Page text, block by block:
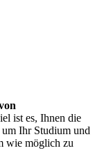
ist es, Ihnen die
um Ihr Studium und
wie möglich zu